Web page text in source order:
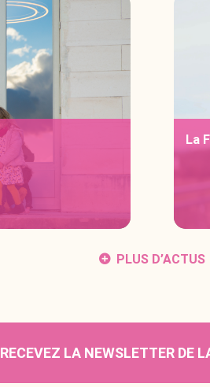
La
PLUS D’ACTUS
RECEVEZ LA NEWSLETTER DE